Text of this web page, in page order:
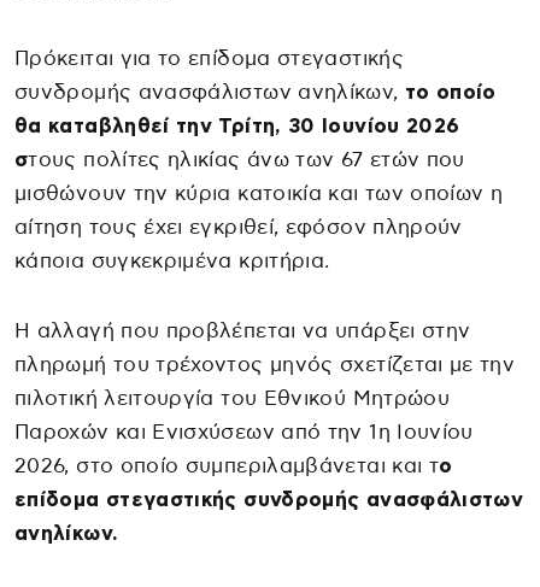
Πρόκειται για το επίδομα στεγαστικής
συνδρομής ανασφάλιστων ανηλίκων, το οποίο
θα καταβληθεί την Τρίτη, 30 Ιουνίου 2026
στους πολίτες ηλικίας άνω των 67 ετών που
μισθώνουν την κύρια κατοικία και των οποίων η
αίτηση τους έχει εγκριθεί, εφόσον πληρούν
κάποια συγκεκριμένα κριτήρια.
Η αλλαγή που προβλέπεται να υπάρξει στην
πληρωμή του τρέχοντος μηνός σχετίζεται με την
πιλοτική λειτουργία του Εθνικού Μητρώου
Παροχών και Ενισχύσεων από την 1η Ιουνίου
2026, στο οποίο συμπεριλαμβάνεται και το
επίδομα στεγαστικής συνδρομής ανασφάλιστων
ανηλίκων.